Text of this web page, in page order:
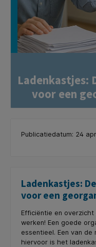
Ladenkastjes:
voor een
Publicatiedatum: 24
Ladenkastjes:
voor een
Efficiëntie en
werken! Een goede
essentieel. Een van
hiervoor is het